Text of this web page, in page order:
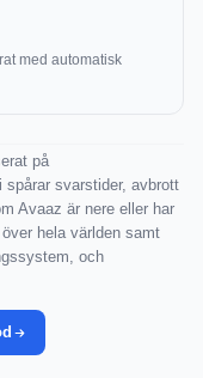
med automatisk
på
spårar svarstider, avbrott
Avaaz är nere eller har
hela världen samt
och